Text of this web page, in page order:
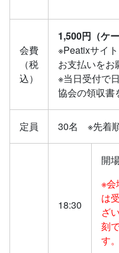
会費
（税
込）
1,500円（ケ
※Peatixサイ
お支払いをお
※当日受付で
協会の領収書
定員 30名 ※先着順
18:30
開
※会
は
ざ
刻
す。